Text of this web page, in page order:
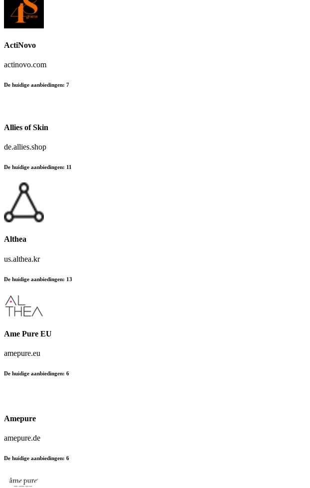
ActiNovo
actinovo.com
De huidige aanbiedingen: 7
Allies of Skin
de.allies.shop
De huidige aanbiedingen: 11
Althea
us.althea.kr
De huidige aanbiedingen: 13
Ame Pure EU
amepure.eu
De huidige aanbiedingen: 6
Amepure
amepure.de
De huidige aanbiedingen: 6